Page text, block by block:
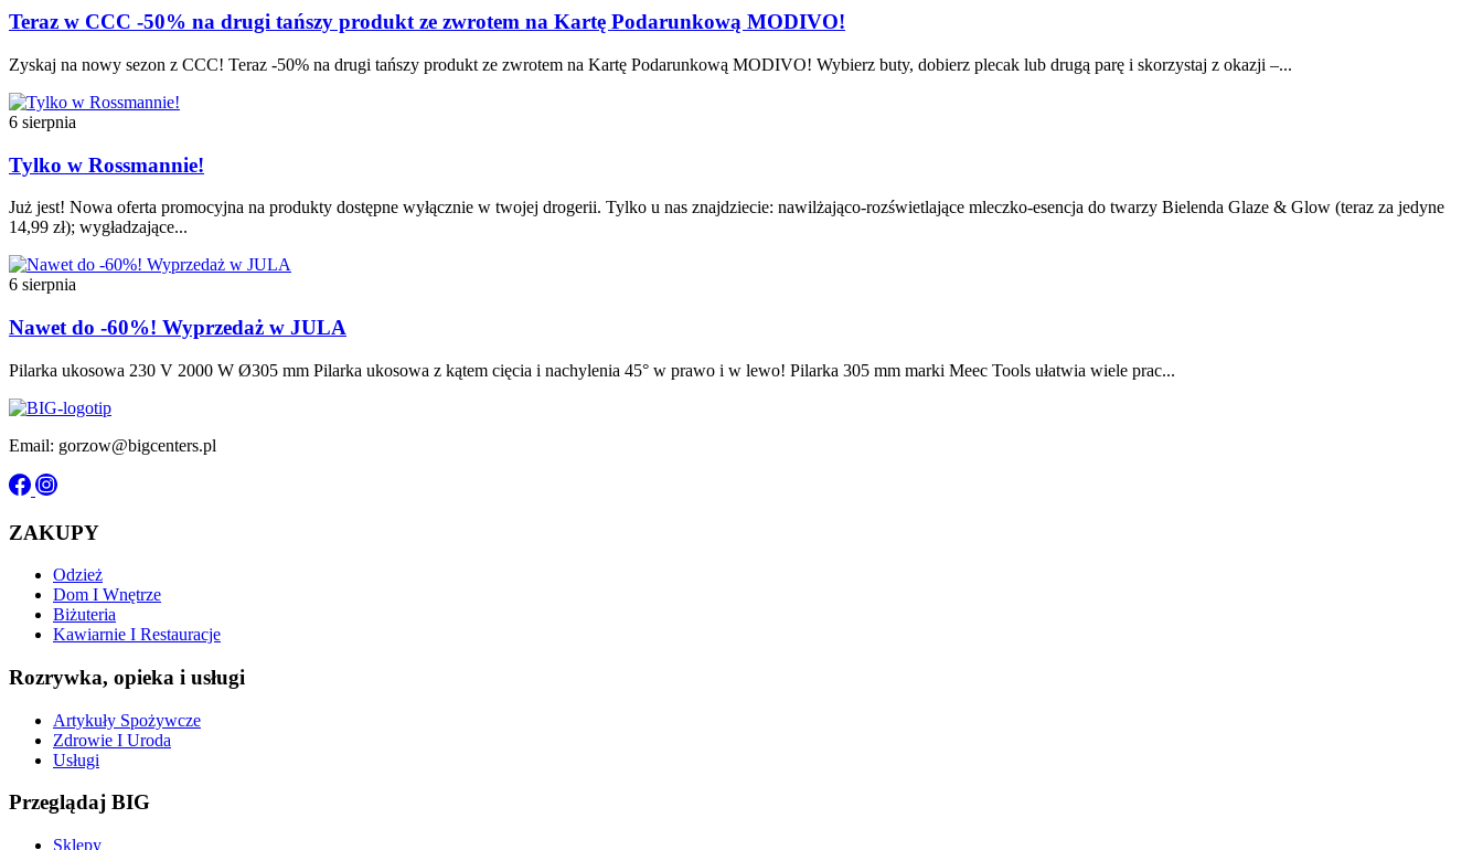
Teraz w CCC -50% na drugi tańszy produkt ze zwrotem na Kartę Podarunkową MODIVO!
Zyskaj na nowy sezon z CCC! Teraz -50% na drugi tańszy produkt ze zwrotem na Kartę Podarunkową MODIVO! Wybierz buty, dobierz plecak lub drugą parę i skorzystaj z okazji –...
6 sierpnia
Tylko w Rossmannie!
Już jest! Nowa oferta promocyjna na produkty dostępne wyłącznie w twojej drogerii. Tylko u nas znajdziecie: nawilżająco-rozświetlające mleczko-esencja do twarzy Bielenda Glaze & Glow (teraz za jedyne
14,99 zł); wygładzające...
6 sierpnia
Nawet do -60%! Wyprzedaż w JULA
Pilarka ukosowa 230 V 2000 W Ø305 mm Pilarka ukosowa z kątem cięcia i nachylenia 45° w prawo i w lewo! Pilarka 305 mm marki Meec Tools ułatwia wiele prac...
Email: gorzow@bigcenters.pl
ZAKUPY
Odzież
Dom I Wnętrze
Biżuteria
Kawiarnie I Restauracje
Rozrywka, opieka i usługi
Artykuły Spożywcze
Zdrowie I Uroda
Usługi
Przeglądaj BIG
Sklepy